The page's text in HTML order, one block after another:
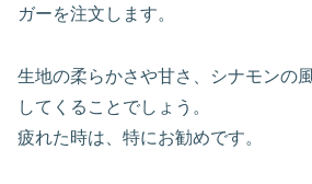
ガーを注文します。
生地の柔らかさや甘さ、シナモンの
してくることでしょう。
疲れた時は、特にお勧めです。